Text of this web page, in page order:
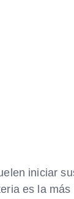
iniciar
es la